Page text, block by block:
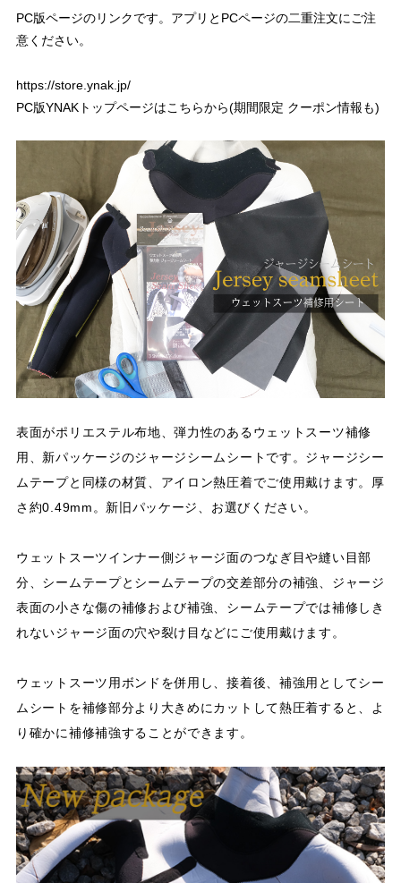
PC版ページのリンクです。アプリとPCページの二重注文にご注
意ください。
https://store.ynak.jp/
PC版YNAKトップページはこちらから(期間限定 クーポン情報も)
表面がポリエステル布地、弾力性のあるウェットスーツ補修
用、新パッケージのジャージシームシートです。ジャージシー
ムテープと同様の材質、アイロン熱圧着でご使用戴けます。厚
さ約0.49mm。新旧パッケージ、お選びください。
ウェットスーツインナー側ジャージ面のつなぎ目や縫い目部
分、シームテープとシームテープの交差部分の補強、ジャージ
表面の小さな傷の補修および補強、シームテープでは補修しき
れないジャージ面の穴や裂け目などにご使用戴けます。
ウェットスーツ用ボンドを併用し、接着後、補強用としてシー
ムシートを補修部分より大きめにカットして熱圧着すると、よ
り確かに補修補強することができます。